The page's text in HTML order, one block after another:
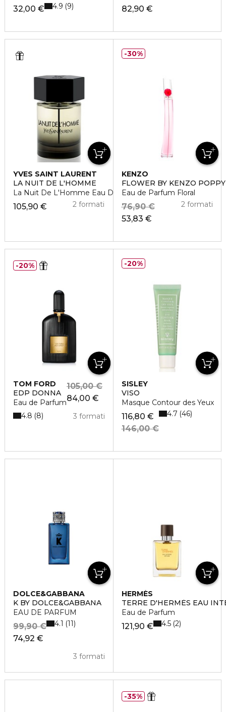
32,00 € 4.9 9 82,90 €
YVES SAINT LAURENT
LA NUIT DE L'HOMME
La Nuit De L'Homme Eau De Toilette
105,90 € 2 formati
KENZO
FLOWER BY KENZO
Eau de Parfum Floral
53,83 €
76,90 € 2 formati
30%
TOM FORD
EDP DONNA
Eau de Parfum84,00 €
105,00 €
3 formati
4.8 8
20%
SISLEY
VISO
Masque Contour des Yeux
116,80 €
146,00 €
4.7 46
20%
DOLCE&GABBANA
K BY DOLCE&GABBANA
EAU DE PARFUM
74,92 €
99,90 €
3 formati
4.1 11
HERMÈS
TERRE D'HERMÈS EAU
Eau de Parfum
121,90 € 4.5 2
35%